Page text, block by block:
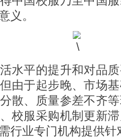
义。
平的提升和对品质
由于起步晚、市场
散、质量参差不齐
校服采购机制更新
行业专门机构提供